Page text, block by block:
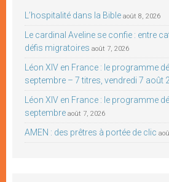
L’hospitalité dans la Bible août 8, 2026
Le cardinal Aveline se confie : entre
défis migratoires août 7, 2026
Léon XIV en France : le programme
septembre – 7 titres, vendredi 7 août
Léon XIV en France : le programme
septembre août 7, 2026
AMEN : des prêtres à portée de clic